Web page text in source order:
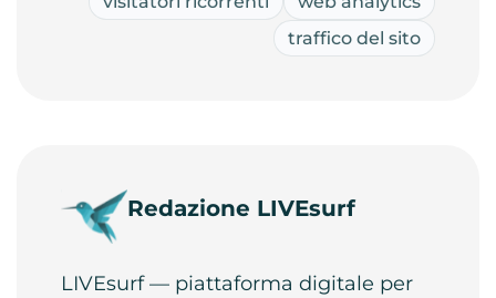
traffico del sito
Redazione LIVEsurf
LIVEsurf — piattaforma digitale per